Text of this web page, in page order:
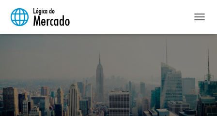
L
A
R
N
A
V